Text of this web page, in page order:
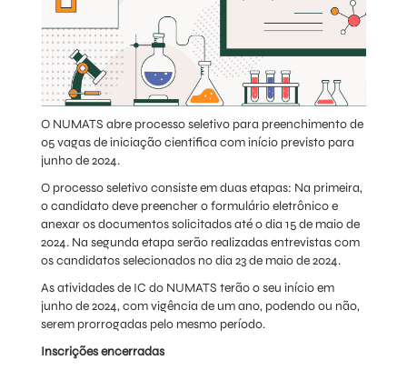
O NUMATS abre processo seletivo para preenchimento de
05 vagas de iniciação cientifica com início previsto para
junho de 2024.
O processo seletivo consiste em duas etapas: Na primeira,
o candidato deve preencher o formulário eletrônico e
anexar os documentos solicitados até o dia 15 de maio de
2024. Na segunda etapa serão realizadas entrevistas com
os candidatos selecionados no dia 23 de maio de 2024.
As atividades de IC do NUMATS terão o seu início em
junho de 2024, com vigência de um ano, podendo ou não,
serem prorrogadas pelo mesmo período.
Inscrições encerradas